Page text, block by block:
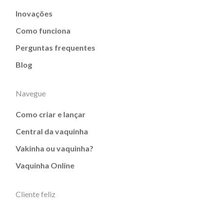
Inovações
Como funciona
Perguntas frequentes
Blog
Navegue
Como criar e lançar
Central da vaquinha
Vakinha ou vaquinha?
Vaquinha Online
Cliente feliz